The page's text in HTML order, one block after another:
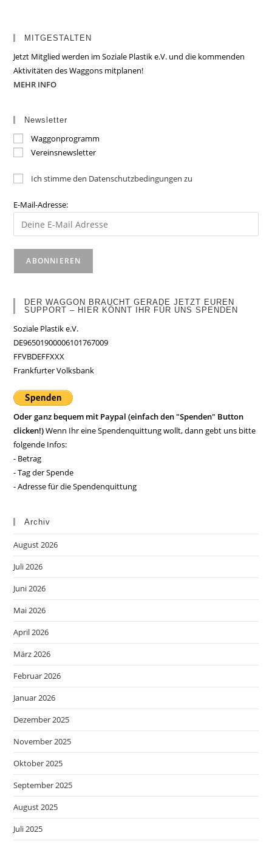
MITGESTALTEN
Jetzt Mitglied werden im Soziale Plastik e.V. und die kommenden
Aktivitäten des Waggons mitplanen!
MEHR INFO
Newsletter
Waggonprogramm
Vereinsnewsletter
Ich stimme den Datenschutzbedingungen zu
E-Mail-Adresse:
DER WAGGON BRAUCHT GERADE JETZT EUREN
SUPPORT – HIER KÖNNT IHR FÜR UNS SPENDEN
Soziale Plastik e.V.
DE96501900006101767009
FFVBDEFFXXX
Frankfurter Volksbank
Oder ganz bequem mit Paypal (einfach den "Spenden" Button
clicken!)Wenn Ihr eine Spendenquittung wollt, dann gebt uns bitte
folgende Infos:
- Betrag
- Tag der Spende
- Adresse für die Spendenquittung
Archiv
August 2026
Juli 2026
Juni 2026
Mai 2026
April 2026
März 2026
Februar 2026
Januar 2026
Dezember 2025
November 2025
Oktober 2025
September 2025
August 2025
Juli 2025